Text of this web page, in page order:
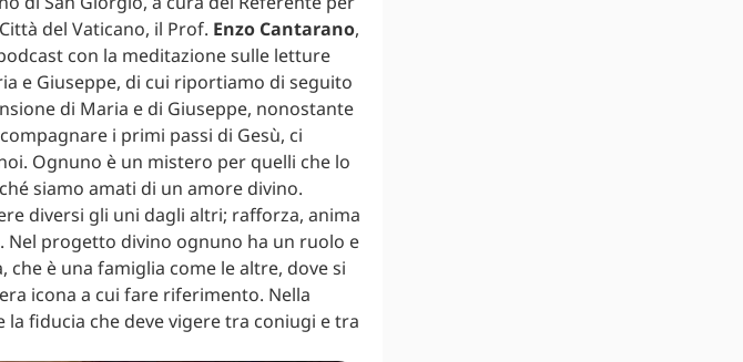
del Vaticano, il Prof. Enzo Cantarano,
con la meditazione sulle letture
e Giuseppe, di cui riportiamo di seguito
di Maria e di Giuseppe, nonostante
i primi passi di Gesù, ci
Ognuno è un mistero per quelli che lo
siamo amati di un amore divino.
diversi gli uni dagli altri; rafforza, anima
Nel progetto divino ognuno ha un ruolo e
che è una famiglia come le altre, dove si
icona a cui fare riferimento. Nella
fiducia che deve vigere tra coniugi e tra